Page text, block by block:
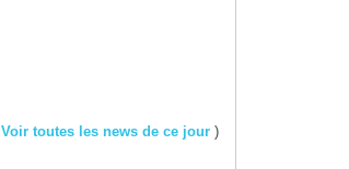
Voir toutes les news de ce jour )